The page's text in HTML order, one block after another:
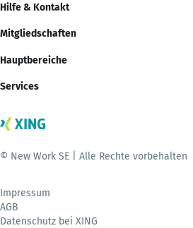
Hilfe & Kontakt
Mitgliedschaften
Hauptbereiche
Services
© New Work SE | Alle Rechte vorbehalten
Impressum
AGB
Datenschutz bei XING